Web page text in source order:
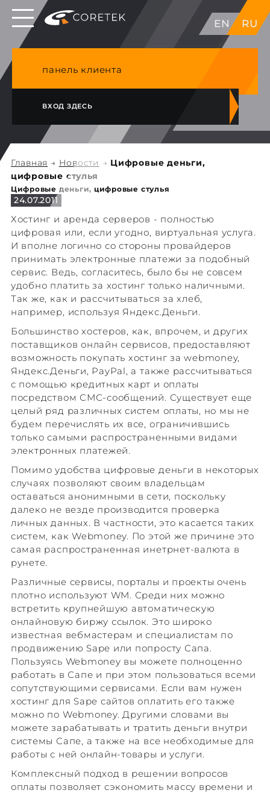
EN RU
Выделенные серверы в ЕС, Японии, ГК, США
NVME VPS & cPanel премиум хостинг в
панель клиента
ВХОД ЗДЕСЬ
Главная → Новости → Цифровые деньги,
цифровые стулья
Цифровые деньги, цифровые стулья
24.07.2011
Хостинг и аренда серверов - полностью
цифровая или, если угодно, виртуальная услуга.
И вполне логично со стороны провайдеров
принимать электронные платежи за подобный
сервис. Ведь, согласитесь, было бы не совсем
удобно платить за хостинг только наличными.
Так же, как и рассчитываться за хлеб,
например, используя Яндекс.Деньги.
Большинство хостеров, как, впрочем, и других
поставщиков онлайн сервисов, предоставляют
возможность покупать хостинг за webmoney,
Яндекс.Деньги, PayPal, а также рассчитываться
с помощью кредитных карт и оплаты
посредством СМС-сообщений. Существует еще
целый ряд различных систем оплаты, но мы не
будем перечислять их все, ограничившись
только самыми распространенными видами
электронных платежей.
Помимо удобства цифровые деньги в некоторых
случаях позволяют своим владельцам
оставаться анонимными в сети, поскольку
далеко не везде производится проверка
личных данных. В частности, это касается таких
систем, как Webmoney. По этой же причине это
самая распространенная инетрнет-валюта в
рунете.
Различные сервисы, порталы и проекты очень
плотно используют WM. Среди них можно
встретить крупнейшую автоматическую
онлайновую биржу ссылок. Это широко
известная вебмастерам и специалистам по
продвижению Sape или попросту Сапа.
Пользуясь Webmoney вы можете полноценно
работать в Сапе и при этом пользоваться всеми
сопутствующими сервисами. Если вам нужен
хостинг для Sape сайтов оплатить его также
можно по Webmoney. Другими словами вы
можете зарабатывать и тратить деньги внутри
системы Сапе, а также на все необходимые для
работы с ней онлайн-товары и услуги.
Комплексный подход в решении вопросов
оплаты позволяет сэкономить массу времени и